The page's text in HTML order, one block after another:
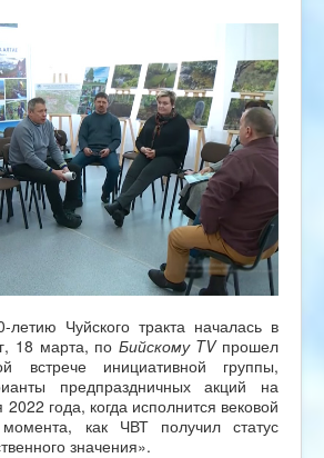
летию Чуйского тракта началась в
18 марта, по Бийскому TVпрошел
встрече инициативной группы,
предпраздничных акций на
года, когда исполнится вековой
как ЧВТ получил статус
значения».